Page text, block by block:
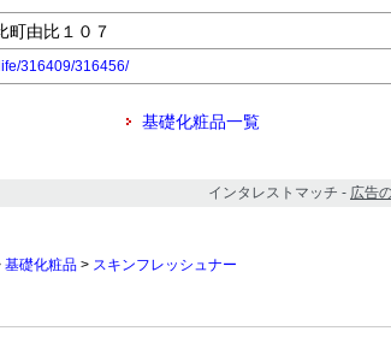
由比１０７
316409/316456/
基礎化粧品一覧
インタレストマッチ - 広告
基礎化粧品 > スキンフレッシュナー